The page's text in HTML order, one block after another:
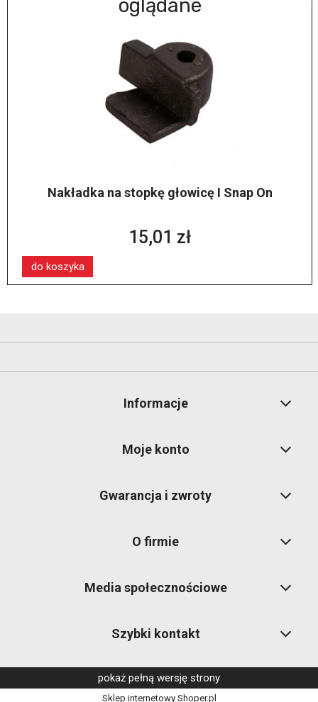
oglądane
Nakładka na stopkę głowicę I Snap On
15,01 zł
do koszyka
Informacje
Moje konto
Gwarancja i zwroty
O firmie
Media społecznościowe
Szybki kontakt
pokaż pełną wersję strony
Sklep internetowy Shoper.pl